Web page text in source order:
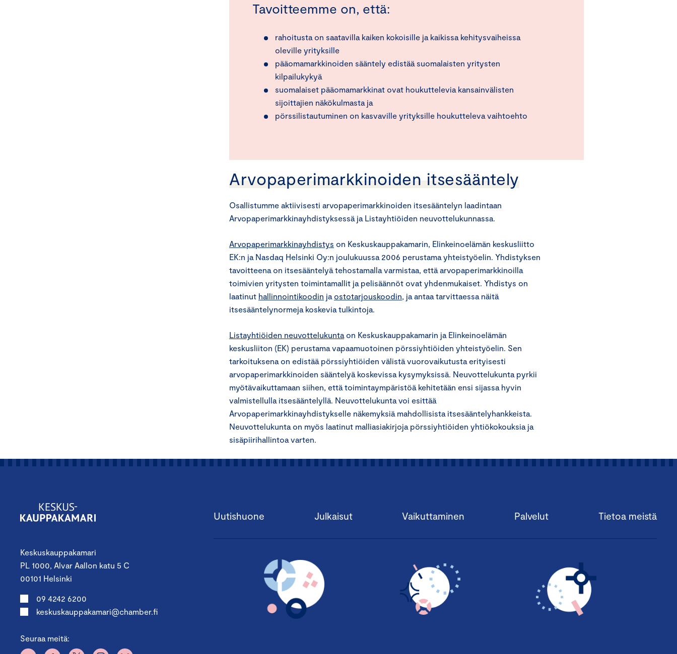
Tavoitteemme on, että:
rahoitusta on saatavilla kaiken kokoisille ja kaikissa kehitysvaiheissa
oleville yrityksille
pääomamarkkinoiden sääntely edistää suomalaisten yritysten
kilpailukykyä
suomalaiset pääomamarkkinat ovat houkuttelevia kansainvälisten
sijoittajien näkökulmasta ja
pörssilistautuminen on kasvaville yrityksille houkutteleva vaihtoehto
Arvopaperimarkkinoiden itsesääntely
Osallistumme aktiivisesti arvopaperimarkkinoiden itsesääntelyn laadintaan
Arvopaperimarkkinayhdistyksessä ja Listayhtiöiden neuvottelukunnassa.
Arvopaperimarkkinayhdistys on Keskuskauppakamarin, Elinkeinoelämän keskusliitto
EK:n ja Nasdaq Helsinki Oy:n joulukuussa 2006 perustama yhteistyöelin. Yhdistyksen
tavoitteena on itsesääntelyä tehostamalla varmistaa, että arvopaperimarkkinoilla
toimivien yritysten toimintamallit ja pelisäännöt ovat yhdenmukaiset. Yhdistys on
laatinut hallinnointikoodin ja ostotarjouskoodin, ja antaa tarvittaessa näitä
itsesääntelynormeja koskevia tulkintoja.
Listayhtiöiden neuvottelukunta on Keskuskauppakamarin ja Elinkeinoelämän
keskusliiton (EK) perustama vapaamuotoinen pörssiyhtiöiden yhteistyöelin. Sen
tarkoituksena on edistää pörssiyhtiöiden välistä vuorovaikutusta erityisesti
arvopaperimarkkinoiden sääntelyä koskevissa kysymyksissä. Neuvottelukunta pyrkii
myötävaikuttamaan siihen, että toimintaympäristöä kehitetään ensi sijassa hyvin
valmistellulla itsesääntelyllä. Neuvottelukunta voi esittää
Arvopaperimarkkinayhdistykselle näkemyksiä mahdollisista itsesääntelyhankkeista.
Neuvottelukunta on myös laatinut malliasiakirjoja pörssiyhtiöiden yhtiökokouksia ja
sisäpiirihallintoa varten.
Keskuskauppakamari
PL 1000, Alvar Aallon katu 5 C
00101 Helsinki
09 4242 6200
keskuskauppakamari@chamber.fi
Seuraa meitä:
Uutishuone Julkaisut Vaikuttaminen Palvelut Tietoa meistä